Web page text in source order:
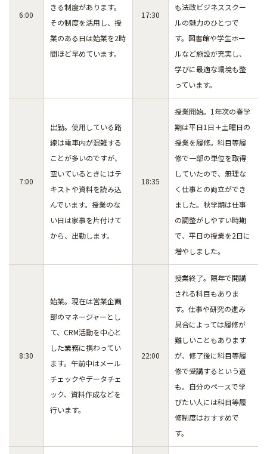
6:00
きる制度があります。
その制度を活用し、授
業のある日は始業を2時
間ほど早めています。
17:30
も法政ビジネススクー
ルの魅力のひとつで
す。図書館や学生ホー
ルなど施設が充実し、
学びに最適な環境も整
っています。
7:00
出勤。使用している路
線は電車内が混雑する
ことが多いのですが、
空いているときにはテ
キストや資料を読み込
んでいます。授業のな
い日は家事を片付けて
から、出勤します。
18:35
授業開始。1年次の春学
期は平日1日＋土曜日の
授業を履修。科目等履
修で一部の単位を取得
していたので、無理な
く仕事との両立ができ
ました。秋学期は仕事
の調整がしやすい時期
で、平日の授業を2日に
増やしました。
8:30
始業。現在は営業企画
部のマネージャーとし
て、CRM活動を中心と
した業務に携わってい
ます。午前中はメール
チェックやデータチェ
ック、資料作成などを
行います。
22:00
授業終了。隔年で開講
される科目もありま
す。仕事や研究の進み
具合によっては履修が
難しいこともあります
が、修了後に科目等履
修で受講するという道
も。自分のペースで学
びたい人には科目等履
修制度はおすすめで
す。